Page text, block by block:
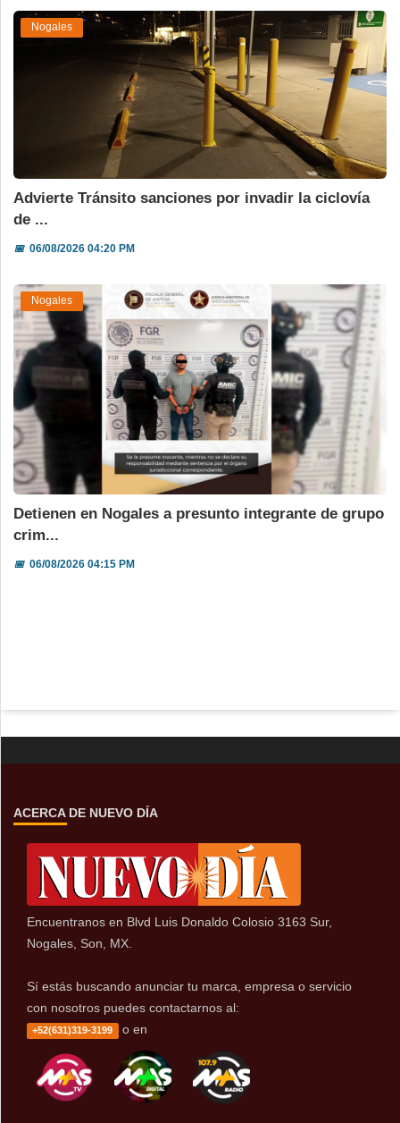
Nogales
Advierte Tránsito sanciones por invadir la ciclovía
de ...
📅06/08/2026 04:20 PM
Nogales
Detienen en Nogales a presunto integrante de grupo
crim...
📅06/08/2026 04:15 PM
ACERCA DE NUEVO DÍA
Encuentranos en Blvd Luis Donaldo Colosio 3163 Sur,
Nogales, Son, MX.
Sí estás buscando anunciar tu marca, empresa o servicio
con nosotros puedes contactarnos al:
+52(631)319-3199 o en